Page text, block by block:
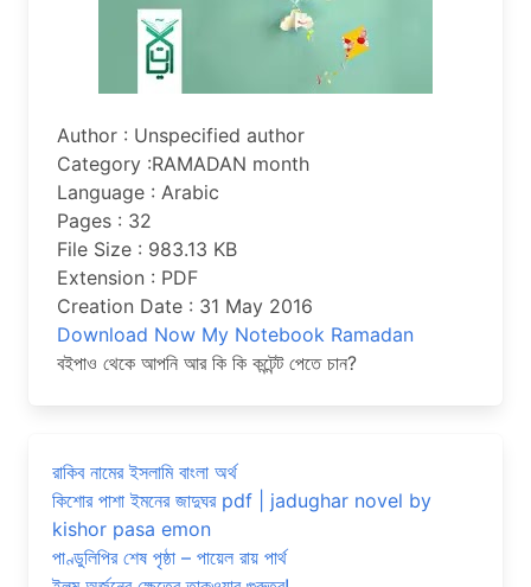
Author : Unspecified author
Category :RAMADAN month
Language : Arabic
Pages : 32
File Size : 983.13 KB
Extension : PDF
Creation Date : 31 May 2016
Download Now My Notebook Ramadan
বইপাও থেকে আপনি আর কি কি কন্টেন্ট পেতে চান?
রাকিব নামের ইসলামি বাংলা অর্থ
কিশোর পাশা ইমনের জাদুঘর pdf | jadughar novel by
kishor pasa emon
পাণ্ডুলিপির শেষ পৃষ্ঠা – পায়েল রায় পার্থ